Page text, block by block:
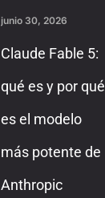
junio 30, 2026
Claude Fable 5:
qué es y por qué
es el modelo
más potente de
Anthropic